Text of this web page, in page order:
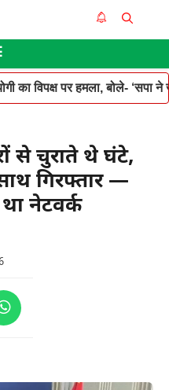
का विपक्ष पर हमला, बोले- ‘सपा ने
से चुराते थे घंटे,
गिरफ्तार —
नेटवर्क